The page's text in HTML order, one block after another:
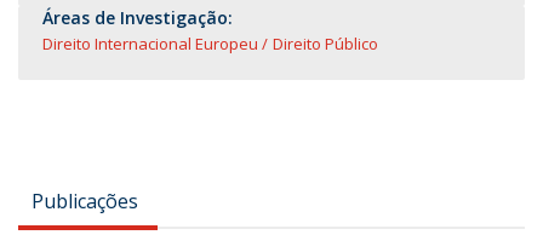
Áreas de Investigação:
Direito Internacional Europeu Direito Público
Publicações